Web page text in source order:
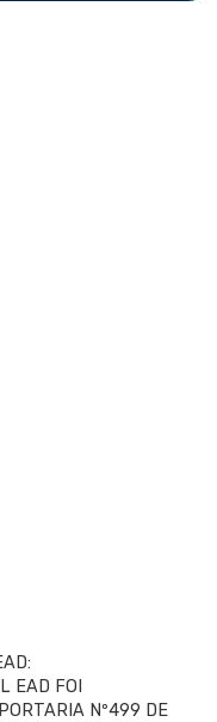
EAD FOI
Nº499 DE